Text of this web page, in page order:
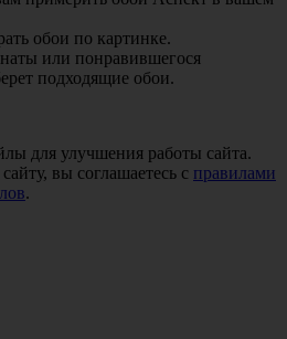
обои по картинке.
или понравившегося
подходящие обои.
для улучшения работы сайта.
вы соглашаетесь с правилами
.